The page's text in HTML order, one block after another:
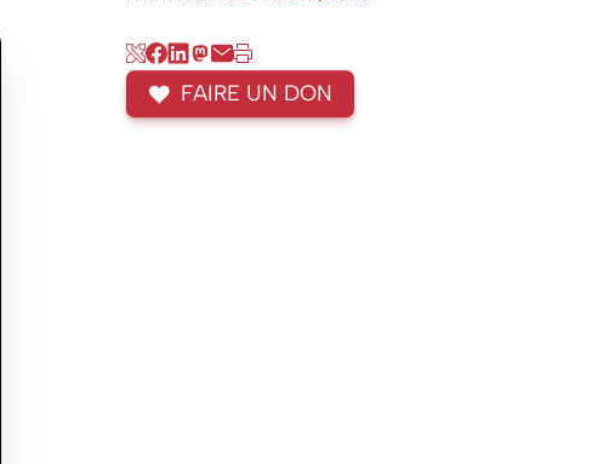
FAIRE UN DON